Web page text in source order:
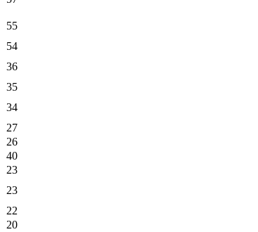
55
54
36
35
34
27
26
40
23
23
22
20